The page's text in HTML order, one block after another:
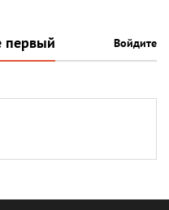
первый Войдите